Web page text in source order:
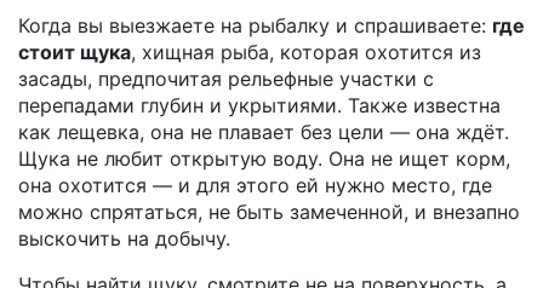
Когда вы выезжаете на рыбалку и спрашиваете: где
стоит щука, хищная рыба, которая охотится из
засады, предпочитая рельефные участки с
перепадами глубин и укрытиями. Также известна
как лещевка, она не плавает без цели — она ждёт.
Щука не любит открытую воду. Она не ищет корм,
она охотится — и для этого ей нужно место, где
можно спрятаться, не быть замеченной, и внезапно
выскочить на добычу.